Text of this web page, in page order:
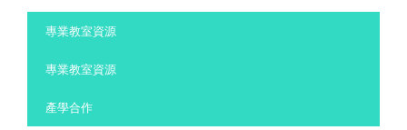
專業教室資源
專業教室資源
產學合作